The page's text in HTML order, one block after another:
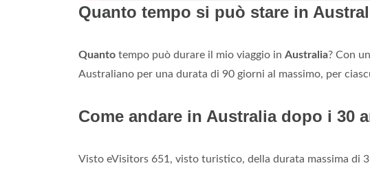
Quanto tempo si può stare in
Quanto tempo può durare il mio viaggio in Australia? Con
Australiano per una durata di 90 giorni al massimo, per
Come andare in Australia dopo i 30
Visto eVisitors 651, visto turistico, della durata massima di